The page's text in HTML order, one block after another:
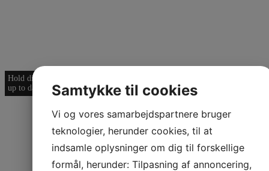
Hold din hjemmeside
up to date
ikke være ensom
Waimea Digital ApS
Ørestads Boulevard
108
2300 København S
+4571995859
info@waimea.dk
Samtykke til cookies
Vi og vores samarbejdspartnere bruger
teknologier, herunder cookies, til at
indsamle oplysninger om dig til forskellige
formål, herunder: Tilpasning af annoncering,